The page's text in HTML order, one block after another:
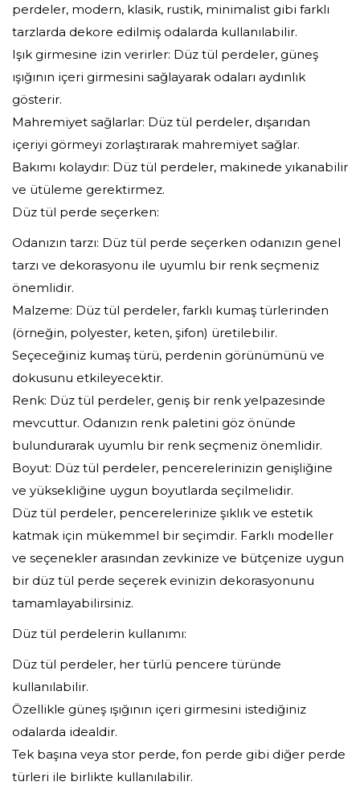
perdeler, modern, klasik, rustik, minimalist gibi farklı
tarzlarda dekore edilmiş odalarda kullanılabilir.
Işık girmesine izin verirler: Düz tül perdeler, güneş
ışığının içeri girmesini sağlayarak odaları aydınlık
gösterir.
Mahremiyet sağlarlar: Düz tül perdeler, dışarıdan
içeriyi görmeyi zorlaştırarak mahremiyet sağlar.
Bakımı kolaydır: Düz tül perdeler, makinede yıkanabilir
ve ütüleme gerektirmez.
Düz tül perde seçerken:
Odanızın tarzı: Düz tül perde seçerken odanızın genel
tarzı ve dekorasyonu ile uyumlu bir renk seçmeniz
önemlidir.
Malzeme: Düz tül perdeler, farklı kumaş türlerinden
(örneğin, polyester, keten, şifon) üretilebilir.
Seçeceğiniz kumaş türü, perdenin görünümünü ve
dokusunu etkileyecektir.
Renk: Düz tül perdeler, geniş bir renk yelpazesinde
mevcuttur. Odanızın renk paletini göz önünde
bulundurarak uyumlu bir renk seçmeniz önemlidir.
Boyut: Düz tül perdeler, pencerelerinizin genişliğine
ve yüksekliğine uygun boyutlarda seçilmelidir.
Düz tül perdeler, pencerelerinize şıklık ve estetik
katmak için mükemmel bir seçimdir. Farklı modeller
ve seçenekler arasından zevkinize ve bütçenize uygun
bir düz tül perde seçerek evinizin dekorasyonunu
tamamlayabilirsiniz.
Düz tül perdelerin kullanımı:
Düz tül perdeler, her türlü pencere türünde
kullanılabilir.
Özellikle güneş ışığının içeri girmesini istediğiniz
odalarda idealdir.
Tek başına veya stor perde, fon perde gibi diğer perde
türleri ile birlikte kullanılabilir.